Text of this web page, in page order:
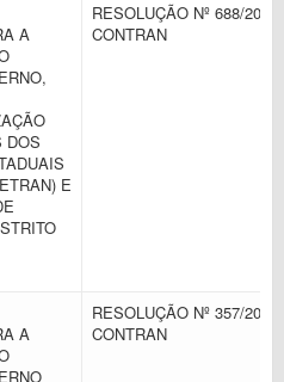
A
DOS
E
RESOLUÇÃO Nº 688/2017
CONTRAN
A
RESOLUÇÃO Nº 357/2010
CONTRAN